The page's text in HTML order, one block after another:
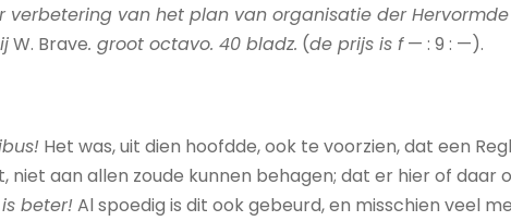
verbetering van het plan van organisatie der
W. Brave. groot octavo. 40 bladz. (de prijs is f— : 9 : —).
Het was, uit dien hoofdde, ook te voorzien, dat een
niet aan allen zoude kunnen behagen; dat er hier of
beter!Al spoedig is dit ook gebeurd, en misschien veel